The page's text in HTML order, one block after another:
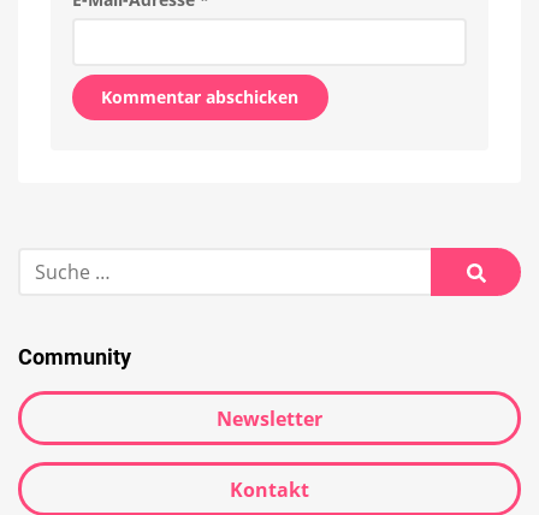
nach:
Suche
Community
Newsletter
Kontakt